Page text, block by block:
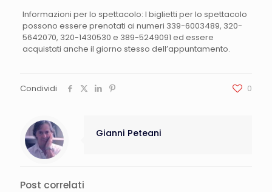
Informazioni per lo spettacolo: I biglietti per lo spettacolo
possono essere prenotati ai numeri 339-6003489, 320-
5642070, 320-1430530 e 389-5249091 ed essere
acquistati anche il giorno stesso dell’appuntamento.
Condividi 0
Gianni Peteani
Post correlati